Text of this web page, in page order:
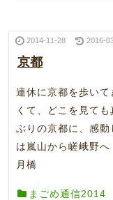
2014-11-28 2016-
京都
連休に京都を歩い
くて、どこを見て
ぶりの京都
は嵐山から
月橋 常
まごめ通信2014